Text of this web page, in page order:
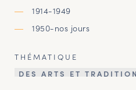
1914-1949
1950-nos jours
THÉMATIQUE
DES ARTS ET